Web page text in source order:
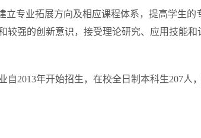
专业拓展方向及相应课程体系，提高学生
强的创新意识，接受理论研究、应用技能
自2013年开始招生，在校全日制本科生207人